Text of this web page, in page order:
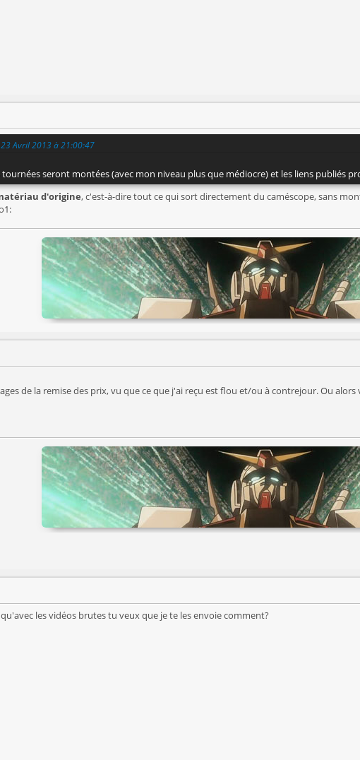
Avril 2013 à 21:00:47
tournées seront montées (avec mon niveau plus que médiocre) et les liens publiés
d'origine, c'est-à-dire tout ce qui sort directement du caméscope, sans
de la remise des prix, vu que ce que j'ai reçu est flou et/ou à contrejour. Ou
qu'avec les vidéos brutes tu veux que je te les envoie comment?